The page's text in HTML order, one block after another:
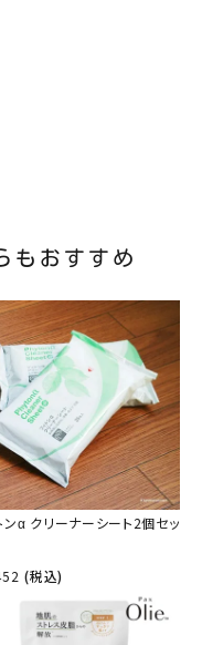
もおすすめ
ンα クリーナーシート2個セッ
(税込)